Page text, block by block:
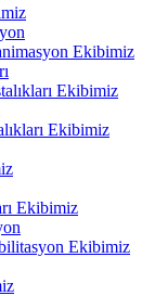
Ekibimiz
Ekibimiz
Ekibimiz
Ekibimiz
Ekibimiz